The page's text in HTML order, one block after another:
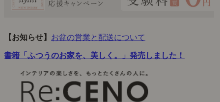
【お知らせ】 お盆の営業と配送について
書籍「ふつうのお家を、美しく。」発売しました！